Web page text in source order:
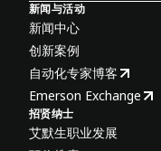
新闻与活动
新闻中心
创新案例
自动化专家博客
Emerson Exchange
招贤纳士
艾默生职业发展